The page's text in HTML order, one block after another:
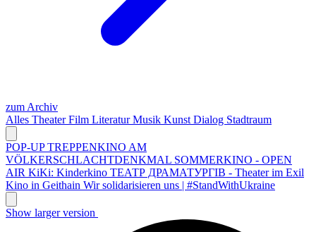
zum Archiv
Alles TheaterFilm LiteraturMusik Kunst Dialog Stadtraum
POP-UP TREPPENKINO AM
VÖLKERSCHLACHTDENKMAL SOMMERKINO - OPEN
AIR KiKi: Kinderkino ТЕАТР ДРАМАТУРГІВ - Theater im Exil
Kino in Geithain Wir solidarisieren uns | #StandWithUkraine
Show larger version